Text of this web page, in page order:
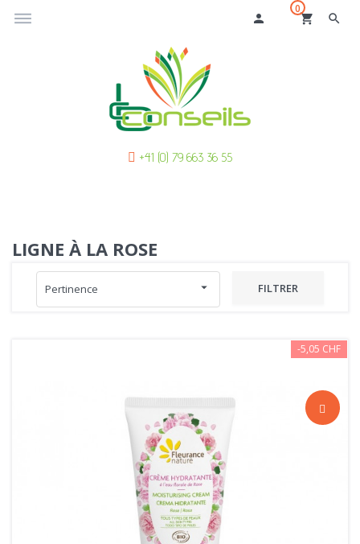
dehaze search
shopping_cart
0
person
+41 (0) 79 663 36 55
LIGNE À LA ROSE
Pertinence arrow_drop_down FILTRER
-5,05 CHF